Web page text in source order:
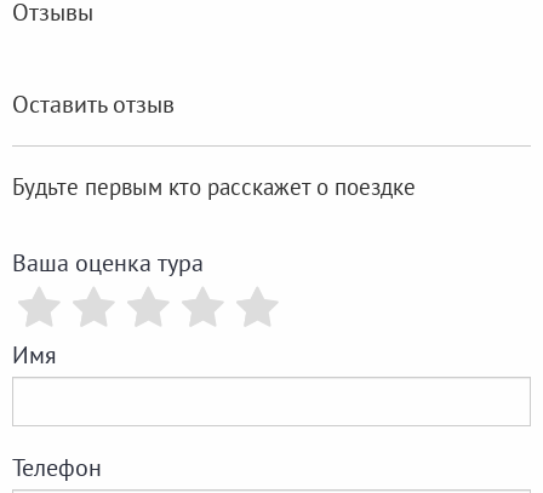
Отзывы
Оставить отзыв
Будьте первым кто расскажет о поездке
Ваша оценка тура
Имя
Телефон